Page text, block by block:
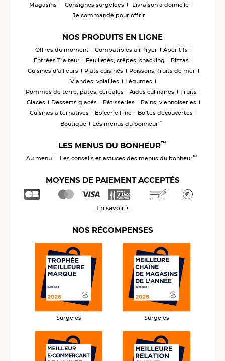
Magasins Consignes surgelées
Livraison à domicile
Je commande pour offrir
NOS PRODUITS EN LIGNE
Offres du moment Compatibles air-fryer
Apéritifs
Entrées Traiteur
Feuilletés, crêpes, snacking
Pizzas
Cuisines d'ailleurs
Plats cuisinés
Poissons, fruits de mer
Viandes, volailles
Légumes
Pommes de terre, pâtes, céréales
Aides culinaires
Fruits
Glaces
Desserts glacés Pâtisseries
Pains, viennoiseries
Cuisines alternatives
Epicerie Fine
Boîtes découvertes
Boutique
Les menus du bonheur™
LES MENUS DU BONHEUR™
Au menu Les conseils et astuces des menus du bonheur™
MOYENS DE PAIEMENT ACCEPTÉS
En savoir +
NOS RÉCOMPENSES
Surgelés Surgelés